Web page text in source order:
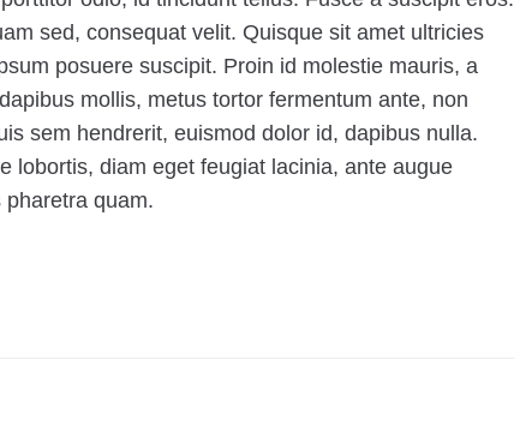
sed, consequat velit. Quisque sit amet ultricies
posuere suscipit. Proin id molestie mauris, a
mollis, metus tortor fermentum ante, non
sem hendrerit, euismod dolor id, dapibus nulla.
lobortis, diam eget feugiat lacinia, ante augue
quam.